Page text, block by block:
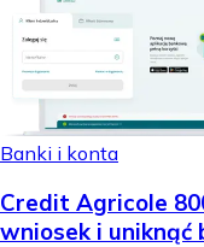
Banki i konta
Credit Agricole
wniosek i uniknąć